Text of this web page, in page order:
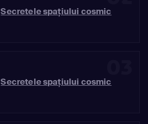
Secretele spaţiului cosmic
Secretele spaţiului cosmic